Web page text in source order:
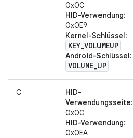
0x0C
HID-Verwendung:
0x0E9
Kernel-Schlüssel:
KEY_VOLUMEUP
Android-Schlüssel:
VOLUME_UP
C
HID-
Verwendungsseite:
0x0C
HID-Verwendung:
0x0EA